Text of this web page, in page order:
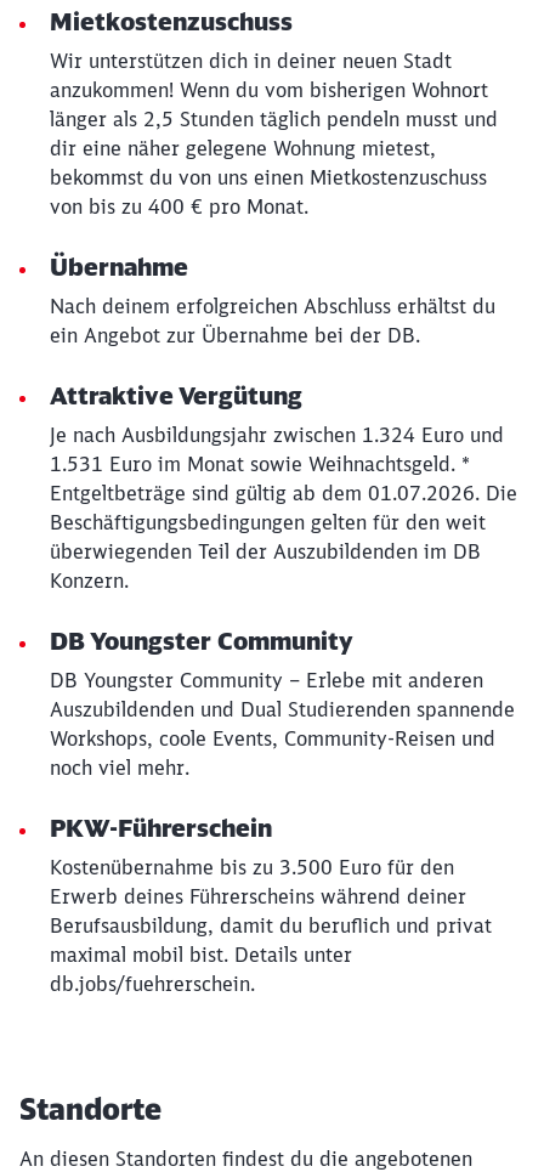
Mietkostenzuschuss
Wir unterstützen dich in deiner neuen Stadt
anzukommen! Wenn du vom bisherigen Wohnort
länger als 2,5 Stunden täglich pendeln musst und
dir eine näher gelegene Wohnung mietest,
bekommst du von uns einen Mietkostenzuschuss
von bis zu 400 € pro Monat.
Übernahme
Nach deinem erfolgreichen Abschluss erhältst du
ein Angebot zur Übernahme bei der DB.
Attraktive Vergütung
Je nach Ausbildungsjahr zwischen 1.324 Euro und
1.531 Euro im Monat sowie Weihnachtsgeld. *
Entgeltbeträge sind gültig ab dem 01.07.2026. Die
Beschäftigungsbedingungen gelten für den weit
überwiegenden Teil der Auszubildenden im DB
Konzern.
DB Youngster Community
DB Youngster Community – Erlebe mit anderen
Auszubildenden und Dual Studierenden spannende
Workshops, coole Events, Community-Reisen und
noch viel mehr.
PKW-Führerschein
Kostenübernahme bis zu 3.500 Euro für den
Erwerb deines Führerscheins während deiner
Berufsausbildung, damit du beruflich und privat
maximal mobil bist. Details unter
db.jobs/fuehrerschein.
Standorte
An diesen Standorten findest du die angebotenen
Schließen
Möchten Sie zuweitergeleitet
werden?
Abbrechen Weiter